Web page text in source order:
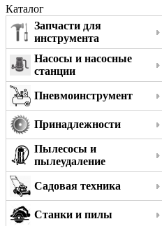
Каталог
Запчасти для
инструмента
Насосы и насосные
станции
Пневмоинструмент
Принадлежности
Пылесосы и
пылеудаление
Садовая техника
Станки и пилы